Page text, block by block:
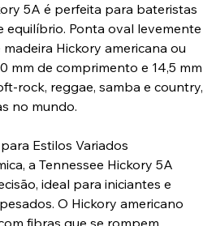
5A é perfeita para bateristas
equilíbrio. Ponta oval levemente
Hickory americana ou
mm de comprimento e 14,5 mm
rock, reggae, samba e country,
no mundo.
Estilos Variados
a Tennessee Hickory 5A
ideal para iniciantes e
O Hickory americano